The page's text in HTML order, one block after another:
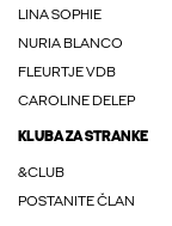
LINA SOPHIE
NURIA BLANCO
FLEURTJE VDB
CAROLINE DELEP
KLUBA ZA STRANKE
&CLUB
POSTANITE ČLAN